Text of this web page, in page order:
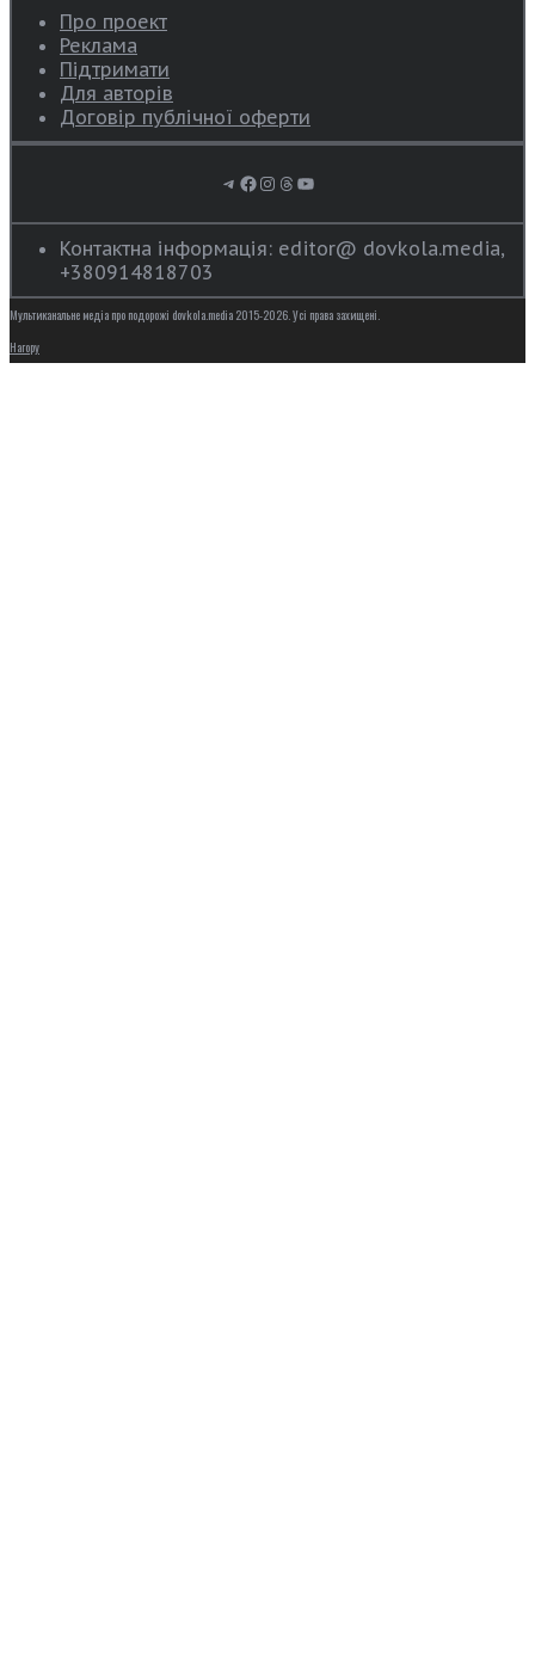
Про проект
Реклама
Підтримати
Для авторів
Договір публічної оферти
Telegram
Facebook
Instagram
Threads
YouTube
Контактна інформація: editor@ dovkola.media,
+380914818703
Мультиканальне медіа про подорожі dovkola.media 2015-2026. Усі права захищені.
Нагору